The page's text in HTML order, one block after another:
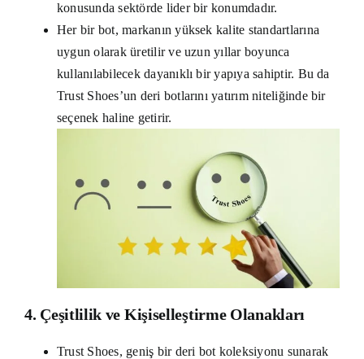
konusunda sektörde lider bir konumdadır.
Her bir bot, markanın yüksek kalite standartlarına
uygun olarak üretilir ve uzun yıllar boyunca
kullanılabilecek dayanıklı bir yapıya sahiptir. Bu da
Trust Shoes’un deri botlarını yatırım niteliğinde bir
seçenek haline getirir.
4. Çeşitlilik ve Kişiselleştirme Olanakları
Trust Shoes, geniş bir deri bot koleksiyonu sunarak